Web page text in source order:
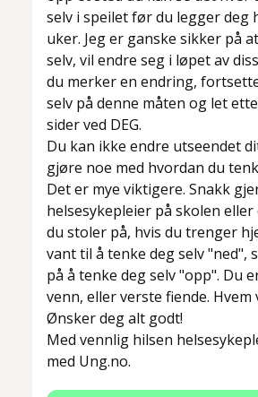
selv i speilet før du legger deg
uker. Jeg er ganske sikker på
selv, vil endre seg i løpet av
du merker en endring,
selv på denne måten og let
sider ved DEG.
Du kan ikke endre utseendet
gjøre noe med hvordan du
Det er mye viktigere. Snakk
helsesykepleier på skolen
du stoler på, hvis du trenger
vant til å tenke deg selv "ned",
på å tenke deg selv "opp". Du
venn, eller verste fiende. Hvem
Ønsker deg alt godt!
Med vennlig hilsen
med Ung.no.